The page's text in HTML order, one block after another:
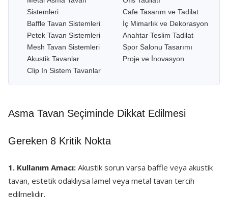
Sistemleri
Baffle Tavan Sistemleri
Petek Tavan Sistemleri
Mesh Tavan Sistemleri
Akustik Tavanlar
Clip In Sistem Tavanlar
Cafe Tasarım ve Tadilat
İç Mimarlık ve Dekorasyon
Anahtar Teslim Tadilat
Spor Salonu Tasarımı
Proje ve İnovasyon
Asma Tavan Seçiminde Dikkat Edilmesi
Gereken 8 Kritik Nokta
1. Kullanım Amacı: Akustik sorun varsa baffle veya akustik
tavan, estetik odaklıysa lamel veya metal tavan tercih
edilmelidir.